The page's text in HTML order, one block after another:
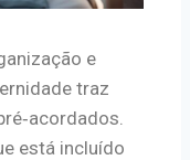
e
traz
está incluído